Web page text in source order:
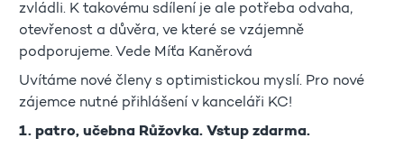
zvládli. K takovému sdílení je ale potřeba odvaha,
otevřenost a důvěra, ve které se vzájemně
podporujeme. Vede Míťa Kaněrová
Uvítáme nové členy s optimistickou myslí. Pro nové
zájemce nutné přihlášení v kanceláři KC!
1. patro, učebna Růžovka. Vstup zdarma.